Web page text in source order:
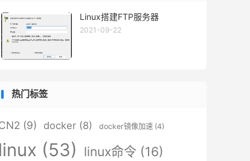
Linux搭建FTP服务器
2021-09-22
热门标签
(9) docker (8) docker镜像加速 (4)
linux (53) linux命令 (16)